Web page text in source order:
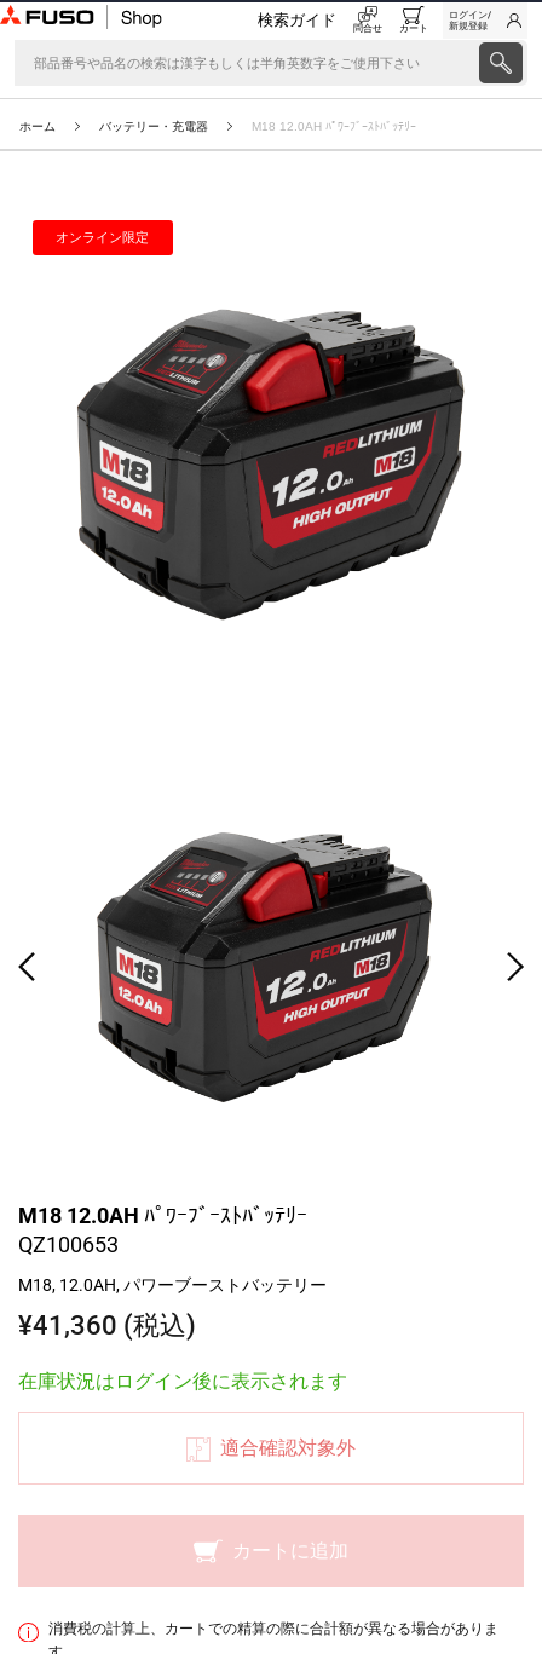
検索ガイド 問合せ カート
ログイン/
新規登録
ホーム バッテリー・充電器 M18 12.0AH ﾊﾟﾜｰﾌﾞｰｽﾄﾊﾞｯﾃﾘｰ
オンライン限定
M18 12.0AH ﾊﾟﾜｰﾌﾞｰｽﾄﾊﾞｯﾃﾘｰ
QZ100653
M18, 12.0AH, パワーブーストバッテリー
¥41,360 (税込)
在庫状況はログイン後に表示されます
適合確認対象外
カートに追加
消費税の計算上、カートでの精算の際に合計額が異なる場合がありま